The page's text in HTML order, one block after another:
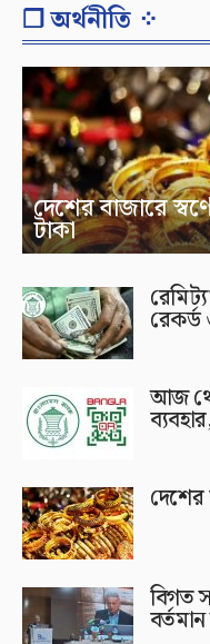
❐ অর্থনীতি ⁘
দেশের বাজারে
টাকা
আজ
দেশের
বিগত